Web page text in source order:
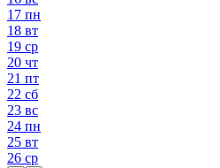
17 пн
18 вт
19 ср
20 чт
21 пт
22 сб
23 вс
24 пн
25 вт
26 ср